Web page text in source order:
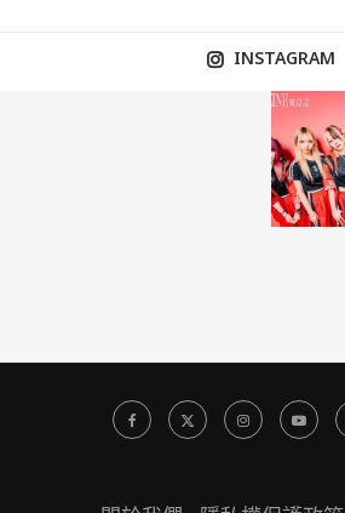
INSTAGRAM